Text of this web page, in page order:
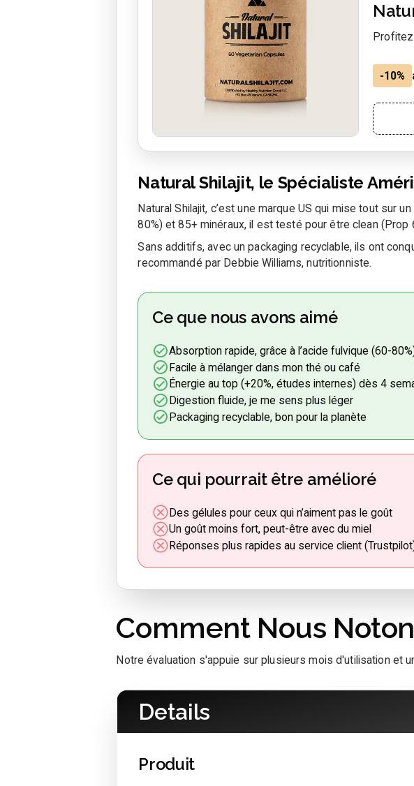
-10%
Natural Shilajit, le Spécialiste
Natural Shilajit, c’est une marque US qui mise tout sur
80%) et 85+ minéraux, il est testé pour être clean (Prop
Sans additifs, avec un packaging recyclable, ils ont
recommandé par Debbie Williams, nutritionniste.
Ce que nous avons aimé
Absorption rapide, grâce à l’acide fulvique (60-
Facile à mélanger dans mon thé ou café
Énergie au top (+20%, études internes) dès 4
Digestion fluide, je me sens plus léger
Packaging recyclable, bon pour la planète
Ce qui pourrait être amélioré
Des gélules pour ceux qui n’aiment pas le goût
Un goût moins fort, peut-être avec du miel
Réponses plus rapides au service client
Comment Nous
Notre évaluation s'appuie sur plusieurs mois d'utilisation et
Details
Produit